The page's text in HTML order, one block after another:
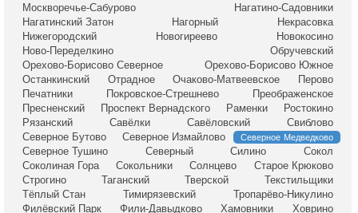
Москворечье-Сабурово
Нагатино-Садовники
Нагатинский Затон
Нагорный
Некрасовка
Нижегородский
Новогиреево
Новокосино
Ново-Переделкино
Обручевский
Орехово-Борисово Северное
Орехово-Борисово Южное
Останкинский
Отрадное Очаково-Матвеевское
Перово
Печатники
Покровское-Стрешнево
Преображенское
Пресненский
Проспект Вернадского Раменки
Ростокино
Рязанский
Савёлки Савёловский
Свиблово
Северное Бутово
Северное Измайлово Северное Медведково
Северное Тушино Северный Силино
Сокол
Соколиная Гора
Сокольники Солнцево
Старое Крюково
Строгино
Таганский Тверской
Текстильщики
Тёплый Стан
Тимирязевский
Тропарёво-Никулино
Филёвский Парк
Фили-Давыдково Хамовники
Ховрино